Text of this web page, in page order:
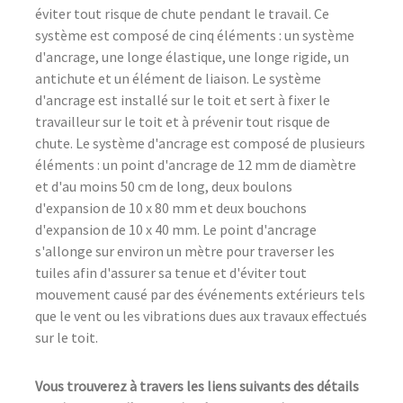
éviter tout risque de chute pendant le travail. Ce
système est composé de cinq éléments : un système
d'ancrage, une longe élastique, une longe rigide, un
antichute et un élément de liaison. Le système
d'ancrage est installé sur le toit et sert à fixer le
travailleur sur le toit et à prévenir tout risque de
chute. Le système d'ancrage est composé de plusieurs
éléments : un point d'ancrage de 12 mm de diamètre
et d'au moins 50 cm de long, deux boulons
d'expansion de 10 x 80 mm et deux bouchons
d'expansion de 10 x 40 mm. Le point d'ancrage
s'allonge sur environ un mètre pour traverser les
tuiles afin d'assurer sa tenue et d'éviter tout
mouvement causé par des événements extérieurs tels
que le vent ou les vibrations dues aux travaux effectués
sur le toit.
Vous trouverez à travers les liens suivants des détails